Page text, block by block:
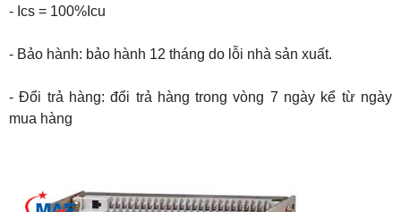
- Ics = 100%Icu
- Bảo hành: bảo hành 12 tháng do lỗi nhà sản xuất.
- Đổi trả hàng: đổi trả hàng trong vòng 7 ngày kể từ ngày
mua hàng